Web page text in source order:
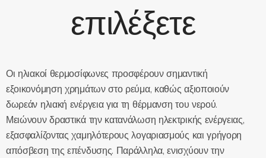
επιλέξετε
Οι ηλιακοί θερμοσίφωνες προσφέρουν σημαντική
εξοικονόμηση χρημάτων στο ρεύμα, καθώς αξιοποιούν
δωρεάν ηλιακή ενέργεια για τη θέρμανση του νερού.
Μειώνουν δραστικά την κατανάλωση ηλεκτρικής ενέργειας,
εξασφαλίζοντας χαμηλότερους λογαριασμούς και γρήγορη
απόσβεση της επένδυσης. Παράλληλα, ενισχύουν την